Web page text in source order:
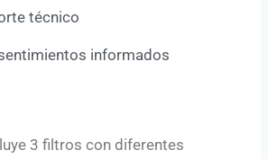
técnico
informados
3 filtros con diferentes